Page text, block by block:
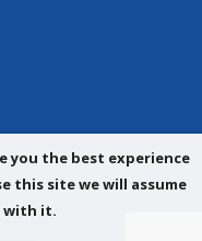
you the best experience
this site we will assume
with it.